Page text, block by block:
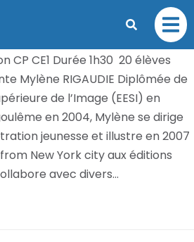
31 mai 2026
CP CE1 Durée 1h30 20 élèves
Mylène RIGAUDIE Diplômée de
de l’Image (EESI) en
en 2004, Mylène se dirige
jeunesse et illustre en 2007
New York city aux éditions
avec divers…